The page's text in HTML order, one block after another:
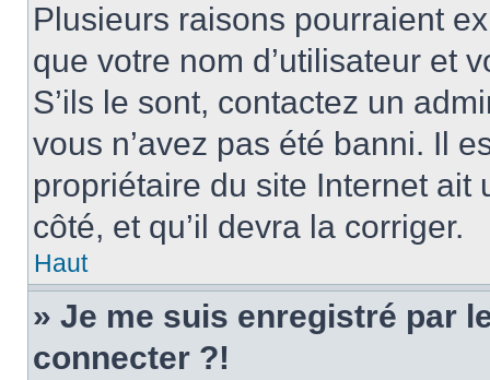
Plusieurs raisons pourraient
que votre nom d’utilisateur et
S’ils le sont, contactez un
vous n’avez pas été banni. Il
propriétaire du site Internet
côté, et qu’il devra la corriger.
Haut
» Je me suis enregistré par
connecter ?!